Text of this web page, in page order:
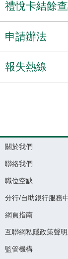
禮悅卡結餘
申請辦法
報失熱線
關於我們
聯絡我們
職位空缺
分行/自助銀行服務
網頁指南
互聯網私隱政策聲
監管機構